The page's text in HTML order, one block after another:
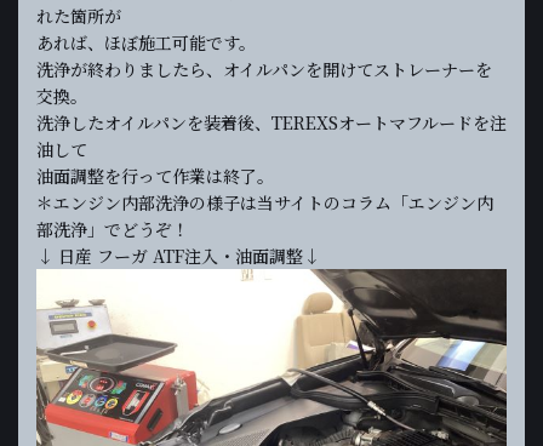
れた箇所が
あれば、ほぼ施工可能です。
洗浄が終わりましたら、オイルパンを開けてストレーナーを
交換。
洗浄したオイルパンを装着後、TEREXSオートマフルードを注
油して
油面調整を行って作業は終了。
＊エンジン内部洗浄の様子は当サイトのコラム「エンジン内
部洗浄」でどうぞ！
↓ 日産 フーガ ATF注入・油面調整↓